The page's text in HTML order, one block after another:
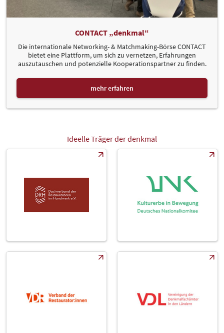
CONTACT „denkmal“
Die internationale Networking- & Matchmaking-Börse CONTACT
bietet eine Plattform, um sich zu vernetzen, Erfahrungen
auszutauschen und potenzielle Kooperationspartner zu finden.
mehr erfahren
Ideelle Träger der denkmal